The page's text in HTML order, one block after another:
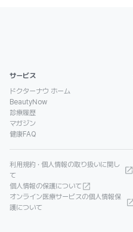
サービス
ドクターナウ ホーム
BeautyNow
診療履歴
マガジン
健康FAQ
利用規約 · 個人情報の取り扱いに関し
て
個人情報の保護について
オンライン医療サービスの個人情報保
護について